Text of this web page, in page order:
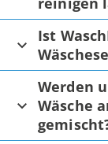
Ist
Werden
Wäsche